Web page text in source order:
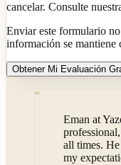
cancelar. Consulte
Enviar este formulario
información se mantiene
Obtener Mi Evaluación
“
Eman at
all times.
my